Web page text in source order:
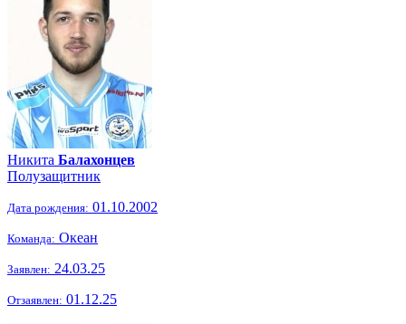
Никита Балахонцев
Полузащитник
Дата рождения: 01.10.2002
Команда: Океан
Заявлен: 24.03.25
Отзаявлен: 01.12.25